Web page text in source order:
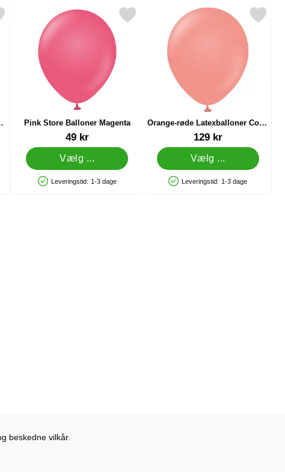
100-pak som favorit
Pink Store Balloner Magenta
49 kr
Vælg ...
Produkttilgængelighed: På lager
Leveringstid: 1-3 dage
Markér pink Store Balloner Magenta som favorit
Orange-røde Latexballoner Coral
100-pak
Varenr 38414129 kr
Vælg ...
Produkttilgængelighed: På lager
Leveringstid: 1-3 dage
Markér orange-røde Latexballoner
beskedne vilkår.